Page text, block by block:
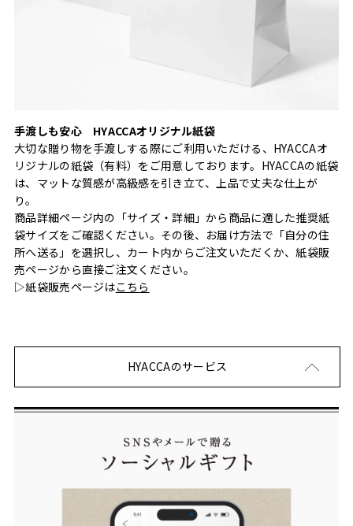
手渡しも安心 HYACCAオリジナル紙袋
大切な贈り物を手渡しする際にご利用いただける、HYACCAオ
リジナルの紙袋（有料）をご用意しております。HYACCAの紙袋
は、マットな質感が高級感を引き立て、上品で丈夫な仕上が
り。
商品詳細ページ内の「サイズ・詳細」から商品に適した推奨紙
袋サイズをご確認ください。その後、お届け方法で「自分の住
所へ送る」を選択し、カート内からご注文いただくか、紙袋販
売ページから直接ご注文ください。
▷紙袋販売ページはこちら
HYACCAのサービス